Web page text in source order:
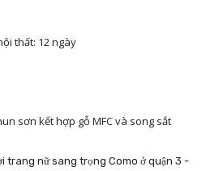
thất: 12 ngày
sơn kết hợp gỗ MFC và song sắt